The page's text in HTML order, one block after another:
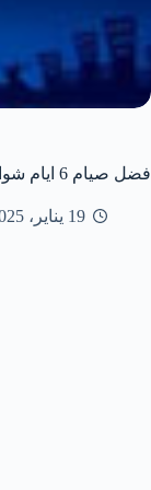
فضل صيام 6 ايام شوال
19 يناير، 2025